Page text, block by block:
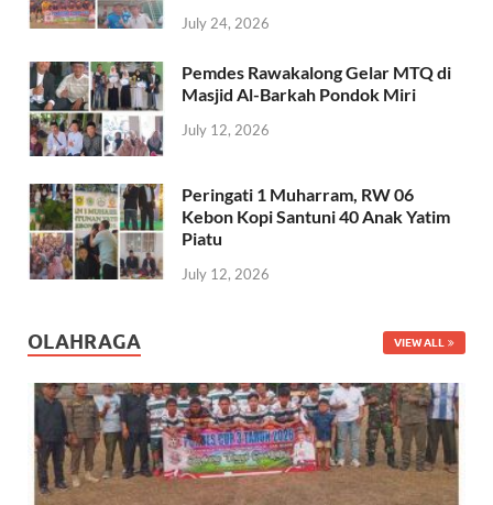
July 24, 2026
Pemdes Rawakalong Gelar MTQ di
Masjid Al-Barkah Pondok Miri
July 12, 2026
Peringati 1 Muharram, RW 06
Kebon Kopi Santuni 40 Anak Yatim
Piatu
July 12, 2026
OLAHRAGA VIEW ALL